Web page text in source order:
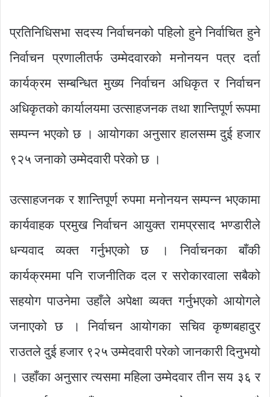
प्रतिनिधिसभा सदस्य निर्वाचनको पहिलो हुने निर्वाचित हुने
निर्वाचन प्रणालीतर्फ उम्मेदवारको मनोनयन पत्र दर्ता
कार्यक्रम सम्बन्धित मुख्य निर्वाचन अधिकृत र निर्वाचन
अधिकृतको कार्यालयमा उत्साहजनक तथा शान्तिपूर्ण रूपमा
सम्पन्न भएको छ । आयोगका अनुसार हालसम्म दुई हजार
९२५ जनाको उम्मेदवारी परेको छ ।
उत्साहजनक र शान्तिपूर्ण रुपमा मनोनयन सम्पन्न भएकामा
कार्यवाहक प्रमुख निर्वाचन आयुक्त रामप्रसाद भण्डारीले
धन्यवाद व्यक्त गर्नुभएको छ । निर्वाचनका बाँकी
कार्यक्रममा पनि राजनीतिक दल र सरोकारवाला सबैको
सहयोग पाउनेमा उहाँले अपेक्षा व्यक्त गर्नुभएको आयोगले
जनाएको छ । निर्वाचन आयोगका सचिव कृष्णबहादुर
राउतले दुई हजार ९२५ उम्मेदवारी परेको जानकारी दिनुभयो
। उहाँका अनुसार त्यसमा महिला उम्मेदवार तीन सय ३६ र